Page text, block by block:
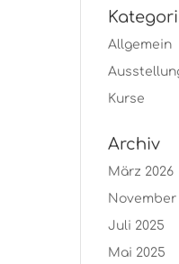
Allgemein
Kurse
Archiv
März 2026
November
Juli 2025
Mai 2025